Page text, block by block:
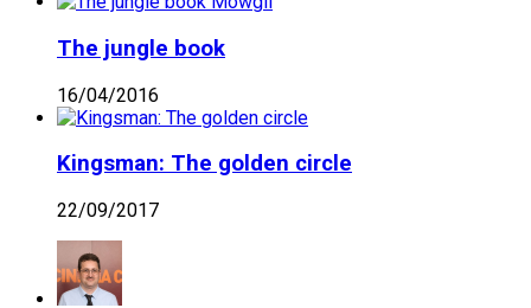
The jungle book
16/04/2016
Kingsman: The golden circle
22/09/2017